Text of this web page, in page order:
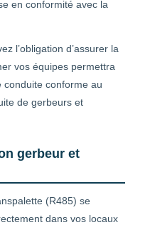
en conformité avec la
l’obligation d’assurer la
vos équipes permettra
conforme au
de gerbeurs et
gerbeur et
(R485) se
dans vos locaux